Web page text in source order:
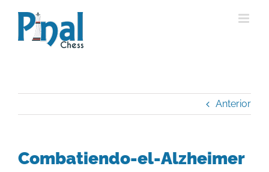
contenido
Anterior
Combatiendo-el-Alzheimer